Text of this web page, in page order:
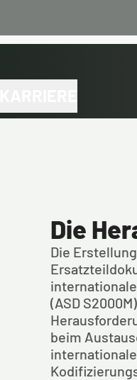
Die
Die
(ASD
beim